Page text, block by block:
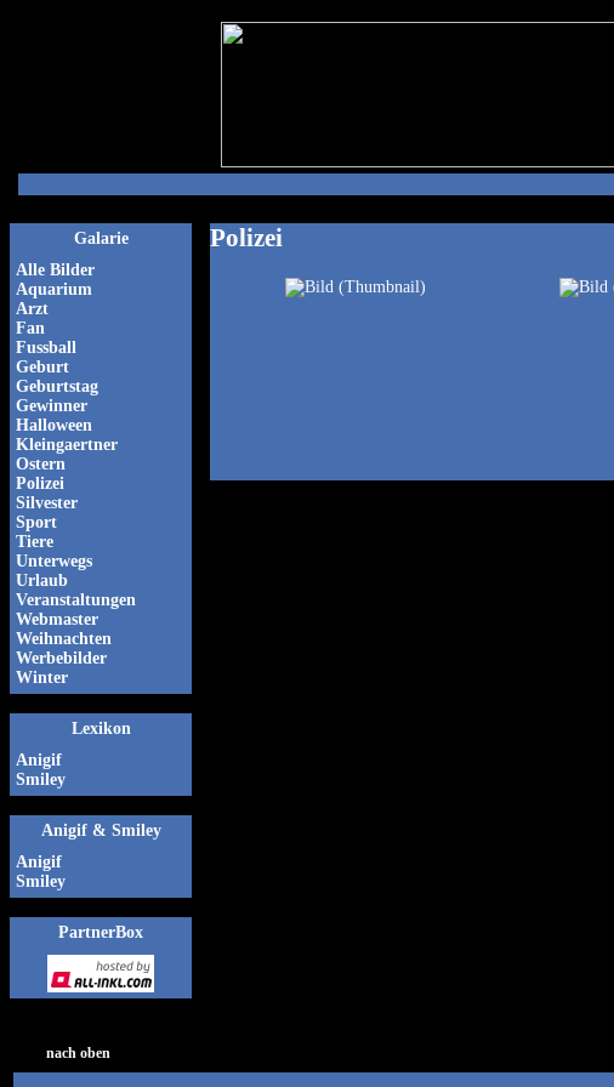
Galarie
Alle Bilder
Aquarium
Arzt
Fan
Fussball
Geburt
Geburtstag
Gewinner
Halloween
Kleingaertner
Ostern
Polizei
Silvester
Sport
Tiere
Unterwegs
Urlaub
Veranstaltungen
Webmaster
Weihnachten
Werbebilder
Winter
Lexikon
Anigif
Smiley
Anigif & Smiley
Anigif
Smiley
PartnerBox
Polizei
nach oben